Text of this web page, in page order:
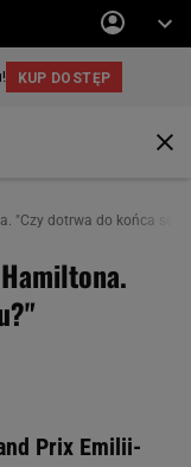
"Czy dotrwa do końca
Prix Emilii-